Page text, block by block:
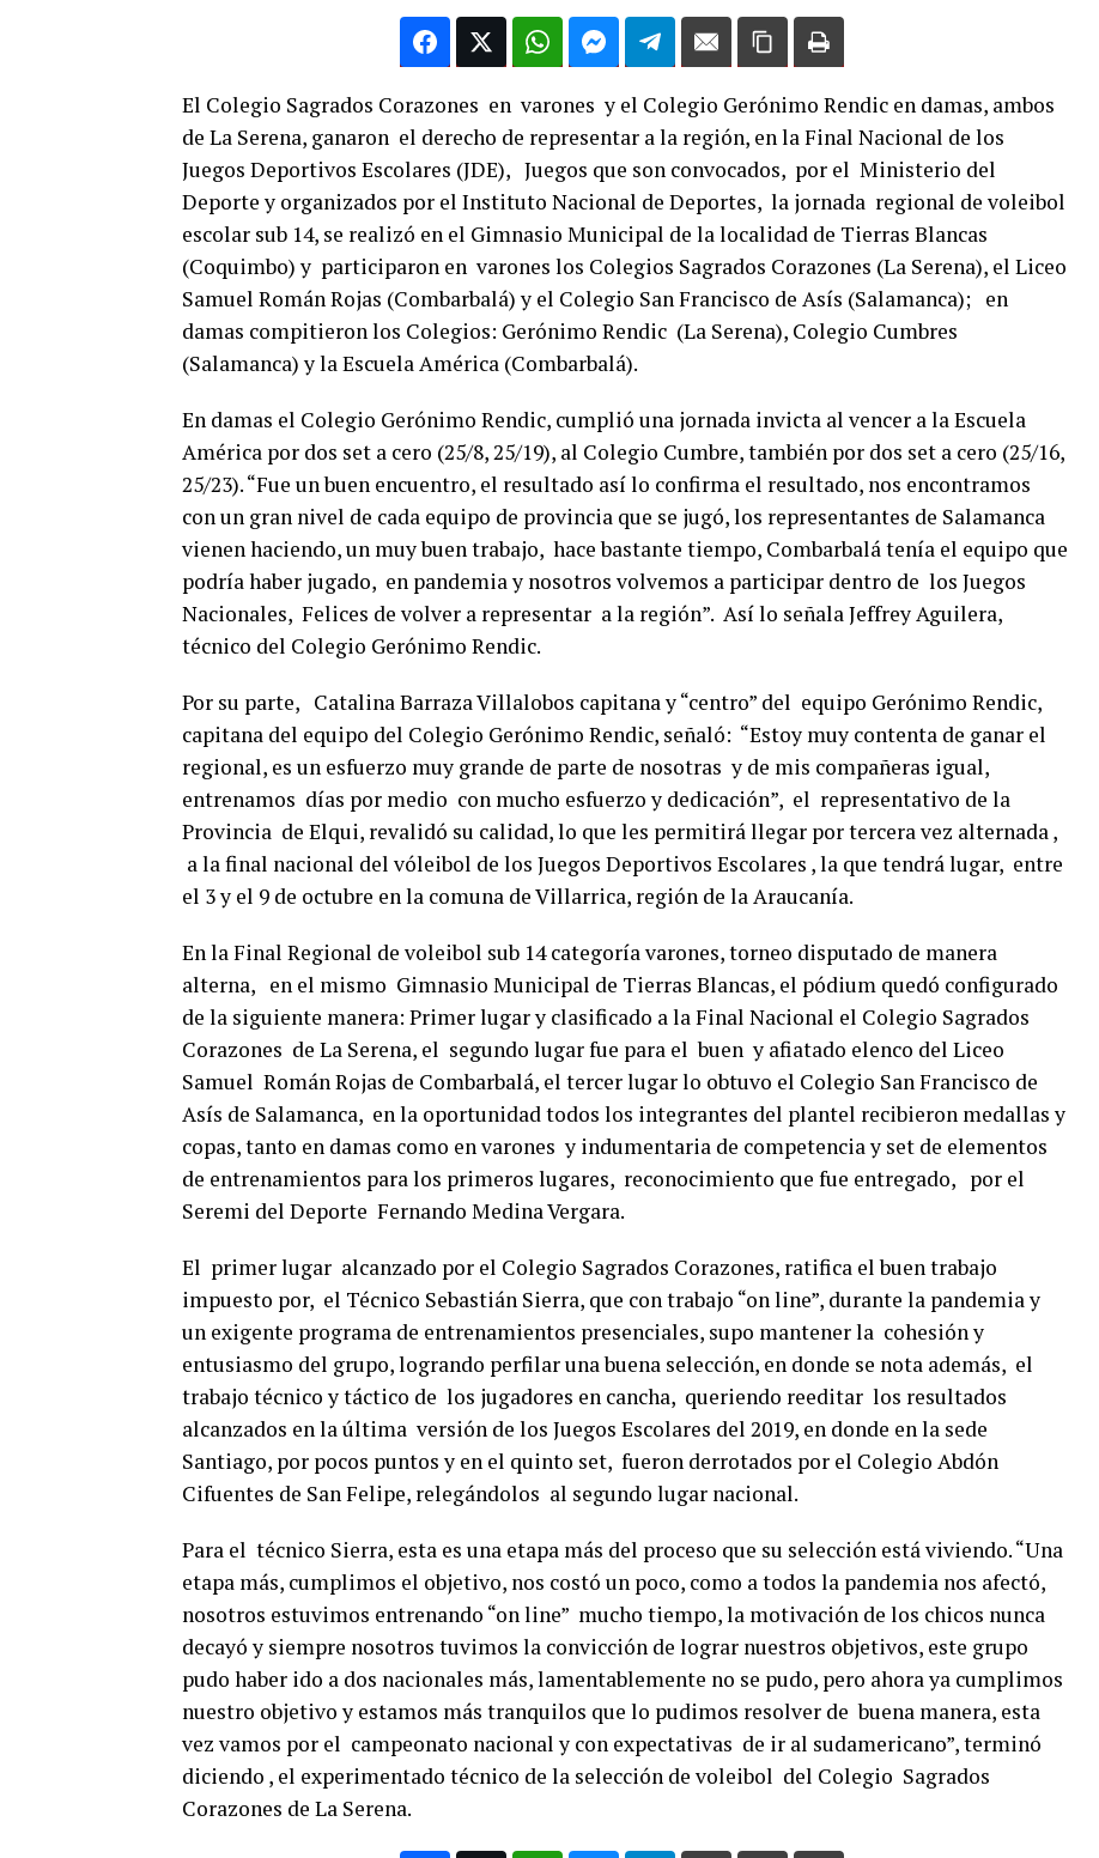
El Colegio Sagrados Corazones en varones y el Colegio Gerónimo Rendic en damas, ambos
de La Serena, ganaron el derecho de representar a la región, en la Final Nacional de los
Juegos Deportivos Escolares (JDE), Juegos que son convocados, por el Ministerio del
Deporte y organizados por el Instituto Nacional de Deportes, la jornada regional de voleibol
escolar sub 14, se realizó en el Gimnasio Municipal de la localidad de Tierras Blancas
(Coquimbo) y participaron en varones los Colegios Sagrados Corazones (La Serena), el Liceo
Samuel Román Rojas (Combarbalá) y el Colegio San Francisco de Asís (Salamanca); en
damas compitieron los Colegios: Gerónimo Rendic (La Serena), Colegio Cumbres
(Salamanca) y la Escuela América (Combarbalá).
En damas el Colegio Gerónimo Rendic, cumplió una jornada invicta al vencer a la Escuela
América por dos set a cero (25/8, 25/19), al Colegio Cumbre, también por dos set a cero (25/16,
25/23). “Fue un buen encuentro, el resultado así lo confirma el resultado, nos encontramos
con un gran nivel de cada equipo de provincia que se jugó, los representantes de Salamanca
vienen haciendo, un muy buen trabajo, hace bastante tiempo, Combarbalá tenía el equipo que
podría haber jugado, en pandemia y nosotros volvemos a participar dentro de los Juegos
Nacionales, Felices de volver a representar a la región”. Así lo señala Jeffrey Aguilera,
técnico del Colegio Gerónimo Rendic.
Por su parte, Catalina Barraza Villalobos capitana y “centro” del equipo Gerónimo Rendic,
capitana del equipo del Colegio Gerónimo Rendic, señaló: “Estoy muy contenta de ganar el
regional, es un esfuerzo muy grande de parte de nosotras y de mis compañeras igual,
entrenamos días por medio con mucho esfuerzo y dedicación”, el representativo de la
Provincia de Elqui, revalidó su calidad, lo que les permitirá llegar por tercera vez alternada ,
a la final nacional del vóleibol de los Juegos Deportivos Escolares , la que tendrá lugar, entre
el 3 y el 9 de octubre en la comuna de Villarrica, región de la Araucanía.
En la Final Regional de voleibol sub 14 categoría varones, torneo disputado de manera
alterna, en el mismo Gimnasio Municipal de Tierras Blancas, el pódium quedó configurado
de la siguiente manera: Primer lugar y clasificado a la Final Nacional el Colegio Sagrados
Corazones de La Serena, el segundo lugar fue para el buen y afiatado elenco del Liceo
Samuel Román Rojas de Combarbalá, el tercer lugar lo obtuvo el Colegio San Francisco de
Asís de Salamanca, en la oportunidad todos los integrantes del plantel recibieron medallas y
copas, tanto en damas como en varones y indumentaria de competencia y set de elementos
de entrenamientos para los primeros lugares, reconocimiento que fue entregado, por el
Seremi del Deporte Fernando Medina Vergara.
El primer lugar alcanzado por el Colegio Sagrados Corazones, ratifica el buen trabajo
impuesto por, el Técnico Sebastián Sierra, que con trabajo “on line”, durante la pandemia y
un exigente programa de entrenamientos presenciales, supo mantener la cohesión y
entusiasmo del grupo, logrando perfilar una buena selección, en donde se nota además, el
trabajo técnico y táctico de los jugadores en cancha, queriendo reeditar los resultados
alcanzados en la última versión de los Juegos Escolares del 2019, en donde en la sede
Santiago, por pocos puntos y en el quinto set, fueron derrotados por el Colegio Abdón
Cifuentes de San Felipe, relegándolos al segundo lugar nacional.
Para el técnico Sierra, esta es una etapa más del proceso que su selección está viviendo. “Una
etapa más, cumplimos el objetivo, nos costó un poco, como a todos la pandemia nos afectó,
nosotros estuvimos entrenando “on line” mucho tiempo, la motivación de los chicos nunca
decayó y siempre nosotros tuvimos la convicción de lograr nuestros objetivos, este grupo
pudo haber ido a dos nacionales más, lamentablemente no se pudo, pero ahora ya cumplimos
nuestro objetivo y estamos más tranquilos que lo pudimos resolver de buena manera, esta
vez vamos por el campeonato nacional y con expectativas de ir al sudamericano”, terminó
diciendo , el experimentado técnico de la selección de voleibol del Colegio Sagrados
Corazones de La Serena.